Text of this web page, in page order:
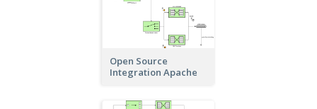
Open Source
Integration Apache